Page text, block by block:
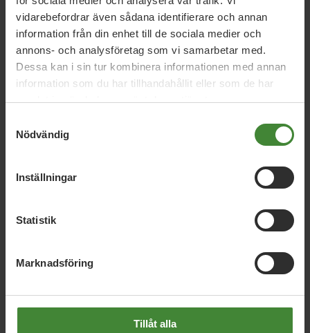
vidarebefordrar även sådana identifierare och annan
information från din enhet till de sociala medier och
annons- och analysföretag som vi samarbetar med.
Dessa kan i sin tur kombinera informationen med annan
information som du har tillhandahållit eller som de har
samlat in när du har använt deras tjänster.
Nödvändig
Inställningar
Statistik
Marknadsföring
Tillåt alla
Relaterade nyheter
5 juni 2026
beredskap
MP: Gör Sverige oberoende av fossil olja